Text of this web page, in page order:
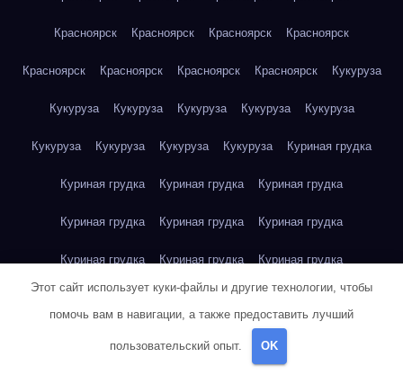
Красноярск Красноярск Красноярск Красноярск
Красноярск Красноярск Красноярск Красноярск Кукуруза
Кукуруза Кукуруза Кукуруза Кукуруза Кукуруза
Кукуруза Кукуруза Кукуруза Кукуруза Куриная грудка
Куриная грудка Куриная грудка Куриная грудка
Куриная грудка Куриная грудка Куриная грудка
Куриная грудка Куриная грудка Куриная грудка
Куриное яйцо Куриное яйцо Куриное яйцо
Куриное яйцо
Этот сайт использует куки-файлы и другие технологии, чтобы
помочь вам в навигации, а также предоставить лучший
пользовательский опыт. OK